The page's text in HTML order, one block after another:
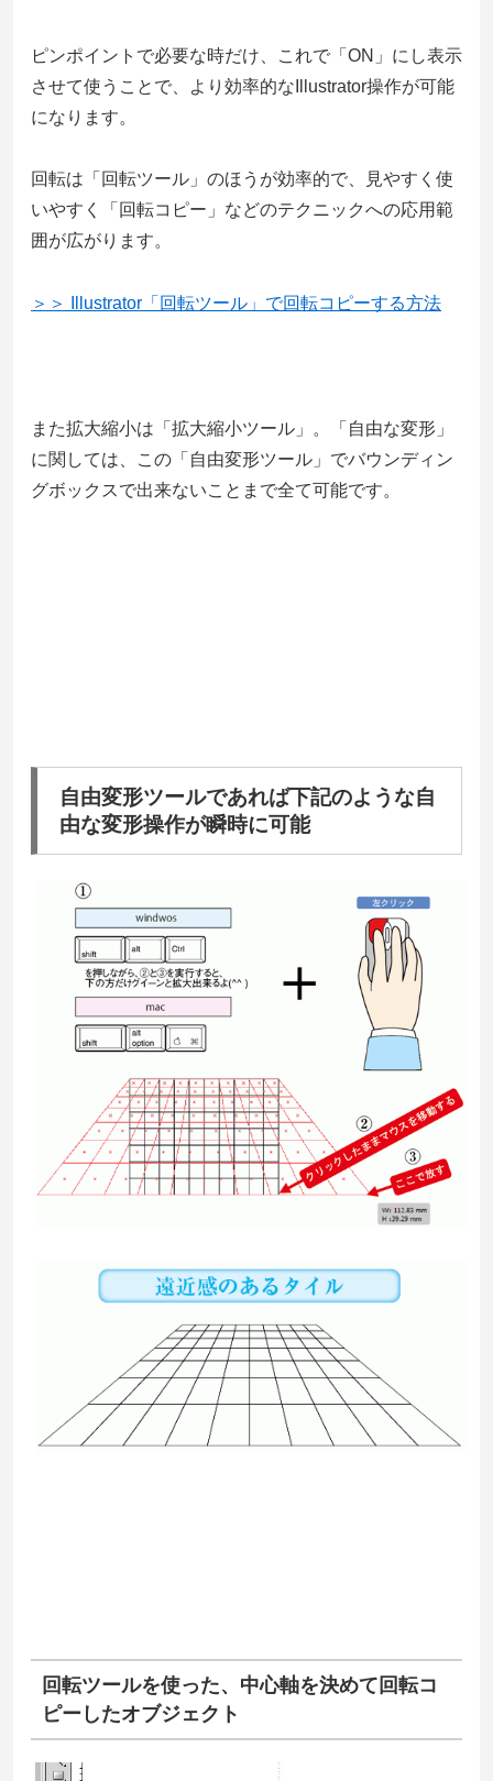
ピンポイントで必要な時だけ、これで「ON」にし表示
させて使うことで、より効率的なIllustrator操作が可能
になります。
回転は「回転ツール」のほうが効率的で、見やすく使
いやすく「回転コピー」などのテクニックへの応用範
囲が広がります。
＞＞ Illustrator「回転ツール」で回転コピーする方法
また拡大縮小は「拡大縮小ツール」。「自由な変形」
に関しては、この「自由変形ツール」でバウンディン
グボックスで出来ないことまで全て可能です。
自由変形ツールであれば下記のような自
由な変形操作が瞬時に可能
回転ツールを使った、中心軸を決めて回転コ
ピーしたオブジェクト